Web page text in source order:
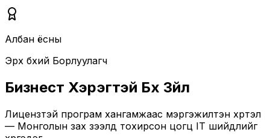
Албан ёсны
Эрх бүхий Борлуулагч
Бизнест Хэрэгтэй Бүх Зүйл
Лицензтэй програм хангамжаас мэргэжилтэн хүртэл
— Монголын зах зээлд тохирсон цогц IT шийдлийг